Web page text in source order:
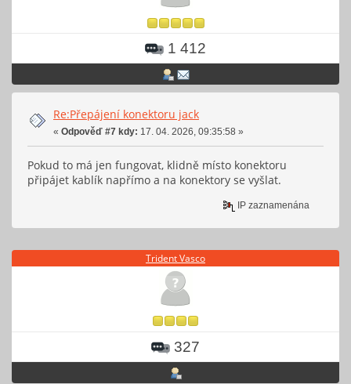
1 412
Re:Přepájení konektoru jack
« Odpověď #7 kdy: 17. 04. 2026, 09:35:58 »
Pokud to má jen fungovat, klidně místo konektoru
připájet kablík napřímo a na konektory se vyšlat.
IP zaznamenána
Trident Vasco
327